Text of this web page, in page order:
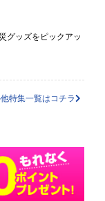
グッズをピックアッ
特集一覧はコチラ